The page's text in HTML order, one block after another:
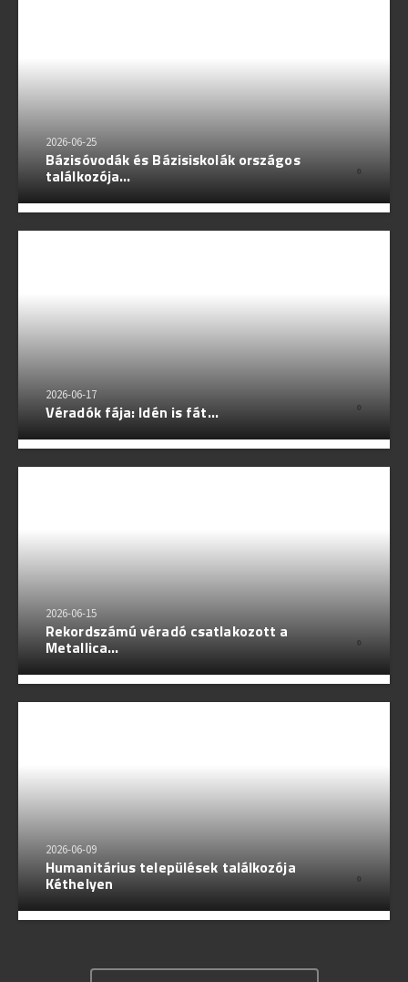
2026-06-25
Bázisóvodák és Bázisiskolák országos
találkozója... 0
2026-06-17
Véradók fája: Idén is fát... 0
2026-06-15
Rekordszámú véradó csatlakozott a
Metallica... 0
2026-06-09
Humanitárius települések találkozója
Kéthelyen 0